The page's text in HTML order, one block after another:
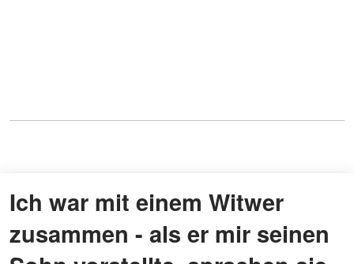
Ich war mit einem Witwer
zusammen - als er mir seinen